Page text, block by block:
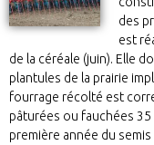
des
est
de la céréale (juin). Elle
plantules de la prairie
fourrage récolté est
pâturées ou fauchées
première année du